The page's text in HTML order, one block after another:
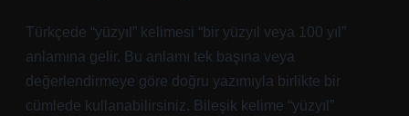
Türkçede “yüzyıl” kelimesi “bir yüzyıl veya 100 yıl”
anlamına gelir. Bu anlamı tek başına veya
değerlendirmeye göre doğru yazımıyla birlikte bir
cümlede kullanabilirsiniz. Bileşik kelime “yüzyıl”